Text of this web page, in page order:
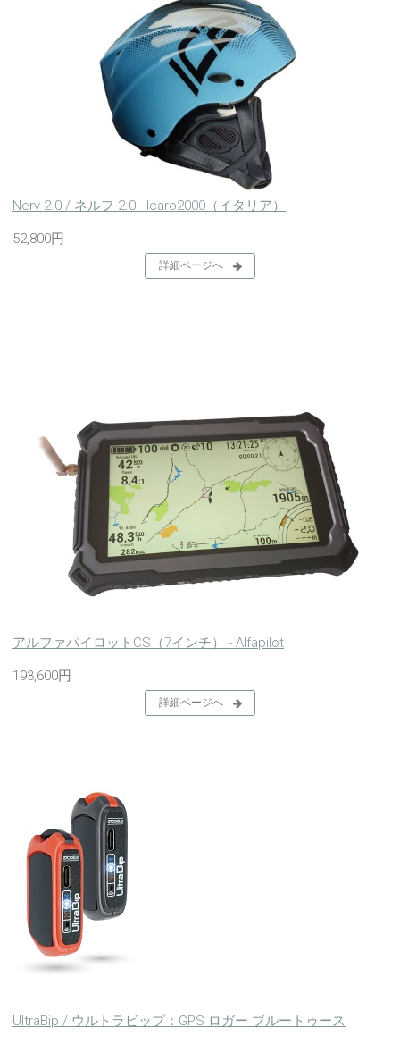
Nerv 2.0 / ネルフ 2.0 - Icaro2000（イタリア）
52,800円
詳細ページへ
アルファパイロットCS（7インチ） - Alfapilot
193,600円
詳細ページへ
UltraBip / ウルトラビップ：GPS ロガー ブルートゥース